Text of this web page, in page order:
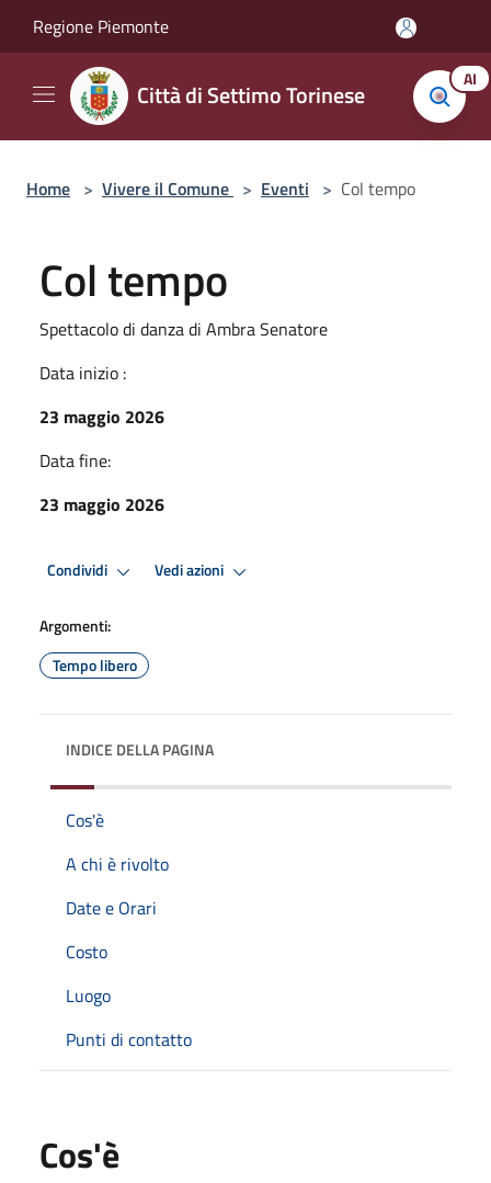
Regione Piemonte
Città di Settimo Torinese AI
Home > Vivere il Comune > Eventi > Col tempo
Col tempo
Spettacolo di danza di Ambra Senatore
Data inizio :
23 maggio 2026
Data fine:
23 maggio 2026
Condividi Vedi azioni
Argomenti:
Tempo libero
INDICE DELLA PAGINA
Cos'è
A chi è rivolto
Date e Orari
Costo
Luogo
Punti di contatto
Cos'è